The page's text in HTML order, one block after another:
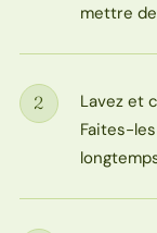
mettre
Étape
2
Lavez et
Faites-